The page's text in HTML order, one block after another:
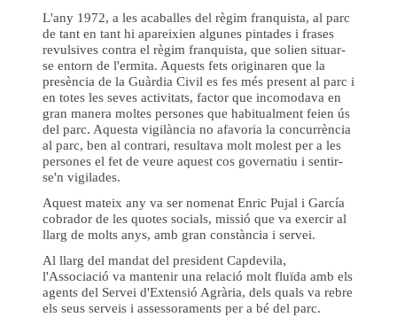
L'any 1972, a les acaballes del règim franquista, al parc
de tant en tant hi apareixien algunes pintades i frases
revulsives contra el règim franquista, que solien situar-
se entorn de l'ermita. Aquests fets originaren que la
presència de la Guàrdia Civil es fes més present al parc i
en totes les seves activitats, factor que incomodava en
gran manera moltes persones que habitualment feien ús
del parc. Aquesta vigilància no afavoria la concurrència
al parc, ben al contrari, resultava molt molest per a les
persones el fet de veure aquest cos governatiu i sentir-
se'n vigilades.
Aquest mateix any va ser nomenat Enric Pujal i García
cobrador de les quotes socials, missió que va exercir al
llarg de molts anys, amb gran constància i servei.
Al llarg del mandat del president Capdevila,
l'Associació va mantenir una relació molt fluïda amb els
agents del Servei d'Extensió Agrària, dels quals va rebre
els seus serveis i assessoraments per a bé del parc.